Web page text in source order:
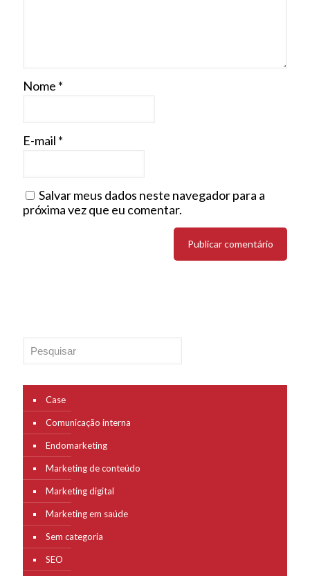
Nome *
E-mail *
Salvar meus dados neste navegador para a
próxima vez que eu comentar.
Pesquisar
Case
Comunicação interna
Endomarketing
Marketing de conteúdo
Marketing digital
Marketing em saúde
Sem categoria
SEO